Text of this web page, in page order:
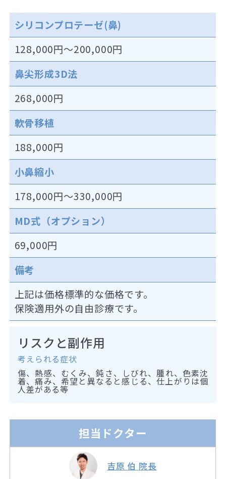
シリコンプロテーゼ(鼻)
128,000円～200,000円
鼻尖形成3D法
268,000円
軟骨移植
188,000円
小鼻縮小
178,000円～330,000円
MD式（オプション）
69,000円
備考
上記は価格標準的な価格です。
保険適用外の自由診療です。
リスクと副作用
考えられる症状
傷、熱感、むくみ、鈍さ、しびれ、腫れ、色素沈
着、痛み、希望と異なると感じる、仕上がりは個
人差がある等
担当ドクター
吉原 伯 院長